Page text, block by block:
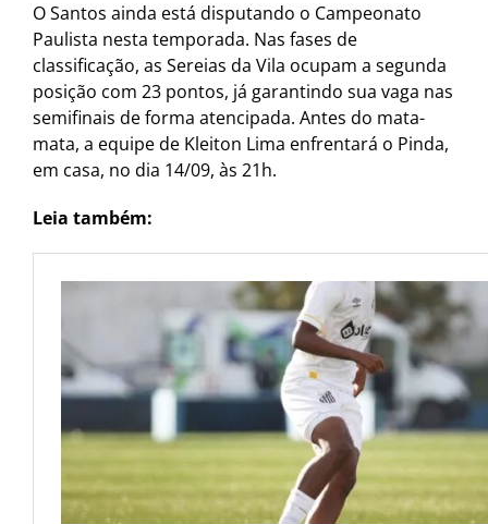
O Santos ainda está disputando o Campeonato
Paulista nesta temporada. Nas fases de
classificação, as Sereias da Vila ocupam a segunda
posição com 23 pontos, já garantindo sua vaga nas
semifinais de forma atencipada. Antes do mata-
mata, a equipe de Kleiton Lima enfrentará o Pinda,
em casa, no dia 14/09, às 21h.
Leia também: